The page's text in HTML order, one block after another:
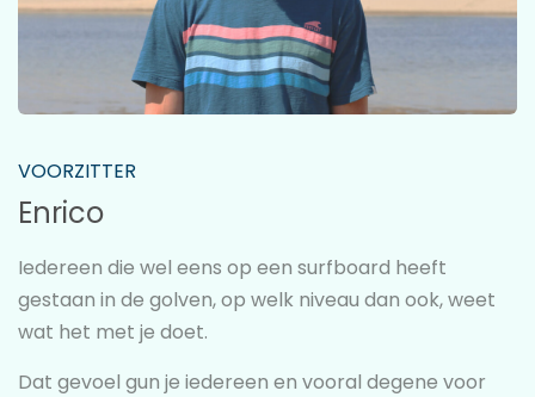
Enrico
VOORZITTER
Iedereen die wel eens op een surfboard heeft
gestaan in de golven, op welk niveau dan ook, weet
wat het met je doet.
Dat gevoel gun je iedereen en vooral degene voor